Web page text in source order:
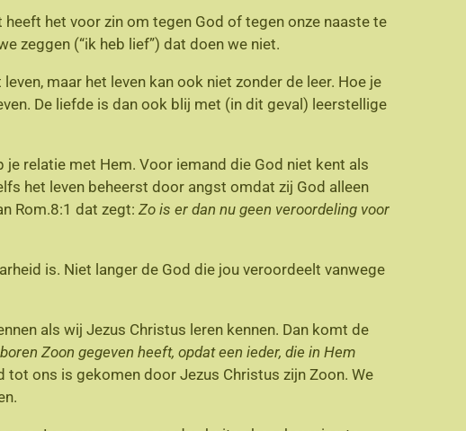
het voor zin om tegen God of tegen onze naaste te
zeggen (“ik heb lief”) dat doen we niet.
maar het leven kan ook niet zonder de leer. Hoe je
De liefde is dan ook blij met (in dit geval) leerstellige
relatie met Hem. Voor iemand die God niet kent als
het leven beheerst door angst omdat zij God alleen
Rom.8:1 dat zegt: Zo is er dan nu geen veroordeling voor
is. Niet langer de God die jou veroordeelt vanwege
als wij Jezus Christus leren kennen. Dan komt de
Zoon gegeven heeft, opdat een ieder, die in Hem
tot ons is gekomen door Jezus Christus zijn Zoon. We